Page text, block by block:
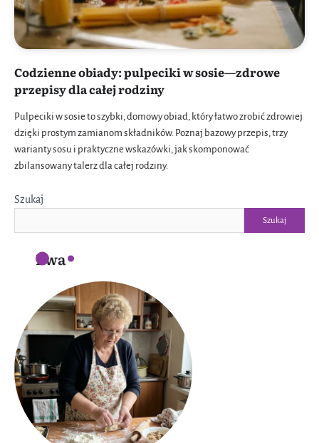
Codzienne obiady: pulpeciki w sosie—zdrowe
przepisy dla całej rodziny
Pulpeciki w sosie to szybki, domowy obiad, który łatwo zrobić zdrowiej
dzięki prostym zamianom składników. Poznaj bazowy przepis, trzy
warianty sosu i praktyczne wskazówki, jak skomponować
zbilansowany talerz dla całej rodziny.
Szukaj
Szukaj
Ewa